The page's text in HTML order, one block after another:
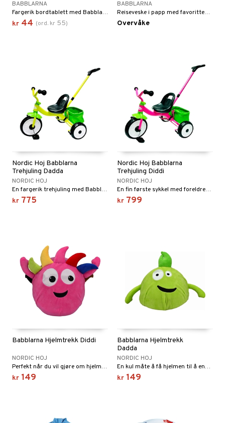
BABBLARNA
Fargerik bordtablett med Babblarna på vei
kr 44 (ord. kr 55)
BABBLARNA
Reiseveske i papp med favorittene Babblarna!
Overvåke
Nordic Hoj Babblarna
Trehjuling Dadda
NORDIC HOJ
En fargerik trehjuling med Babblarna.
kr 775
Nordic Hoj Babblarna
Trehjuling Diddi
NORDIC HOJ
En fin første sykkel med foreldrestang.
kr 799
Babblarna Hjelmtrekk Diddi
NORDIC HOJ
Perfekt når du vil gjøre om hjelmen din på en enkel måte!
kr 149
Babblarna Hjelmtrekk
Dadda
NORDIC HOJ
En kul måte å få hjelmen til å endre utseende!
kr 149